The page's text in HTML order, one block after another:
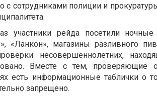
с сотрудниками полиции и
участники рейда посетили
«Ланкон», магазины разливного
несовершеннолетних,
Вместе с тем, проверяющие
есть информационные таблички о
запрещено.